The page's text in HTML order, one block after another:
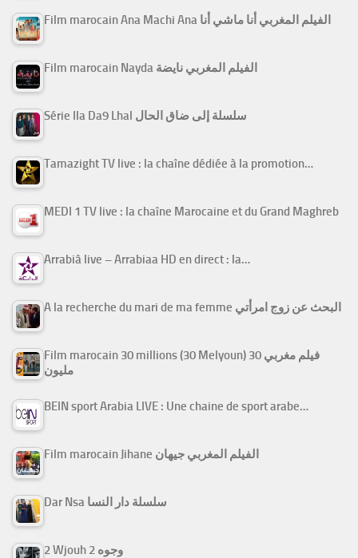
Film marocain Ana Machi Ana الفيلم المغربي أنا ماشي أنا
Film marocain Nayda الفيلم المغربي نايضة
Série Ila Da9 Lhal سلسلة إلى ضاق الحال
Tamazight TV live : la chaîne dédiée à la promotion…
MEDI 1 TV live : la chaîne Marocaine et du Grand Maghreb
Arrabiâ live – Arrabiaa HD en direct : la…
A la recherche du mari de ma femme البحث عن زوج امرأتي
Film marocain 30 millions (30 Melyoun) فيلم مغربي 30
مليون
BEIN sport Arabia LIVE : Une chaine de sport arabe…
Film marocain Jihane الفيلم المغربي جيهان
Dar Nsa سلسلة دار النسا
2 Wjouh 2 وجوه